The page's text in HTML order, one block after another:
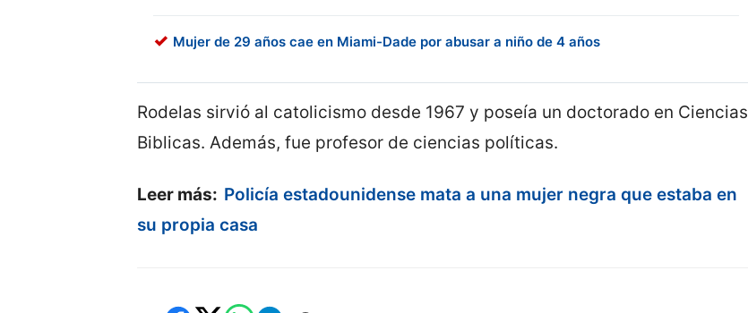
Mujer de 29 años cae en Miami-Dade por abusar a niño de 4 años
Rodelas sirvió al catolicismo desde 1967 y poseía un doctorado en Ciencias
Biblicas. Además, fue profesor de ciencias políticas.
Leer más: Policía estadounidense mata a una mujer negra que estaba en
su propia casa